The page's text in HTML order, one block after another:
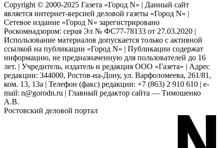
Copyright © 2000-2025 Газета «Город N» | Данный сайт
является интернет-версией деловой газеты «Город N» |
Сетевое издание «Город N» зарегистрировано
Роскомнадзором: серuя Эл № ФС77-78133 от 27.03.2020 |
Использование материалов допускается только с активной
ссылкой на публикации «Город N» | Публикации содержат
информацию, не предназначенную для пользователей до 16
лет. | Учредитель, издатель и редакция ООО «Газета» | Адрес
редакции: 344000, Ростов-на-Дону, ул. Варфоломеева, 261/81,
ком. 13, 13а | Телефон (факс) редакции: +7 (863) 2 910 610 | e-
mail: n@gorodn.ru | Главный редактор сайта — Тимошенко
А.В.
Ростовский деловой портал